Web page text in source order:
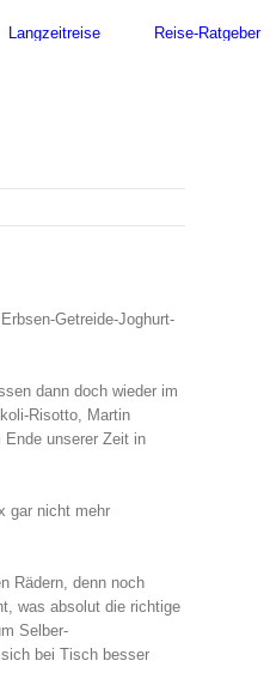
Langzeitreise Reise-Ratgeber
Getreide-Joghurt-
dann doch wieder im
Risotto, Martin
unserer Zeit in
gar nicht mehr
Rädern, denn noch
was absolut die richtige
Selber-
bei Tisch besser